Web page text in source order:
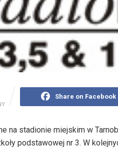
Share on Facebook
na stadionie miejskim w
podstawowej nr 3. W